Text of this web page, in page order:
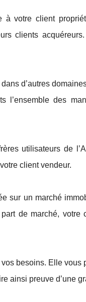
votre client
clients
d’autres
l’ensemble des
utilisateurs de
client vendeur.
sur un marché
de marché, votre
besoins. Elle
ainsi preuve d’une